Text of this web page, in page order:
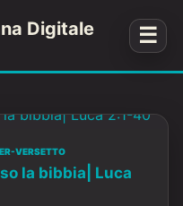
Digitale ☰
VERSETTO
la bibbia| Luca